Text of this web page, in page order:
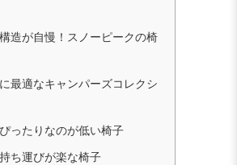
造が自慢！スノーピークの椅
最適なキャンパーズコレクシ
ったりなのが低い椅子
ち運びが楽な椅子